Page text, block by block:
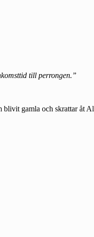
till perrongen.”
blivit gamla och skrattar åt